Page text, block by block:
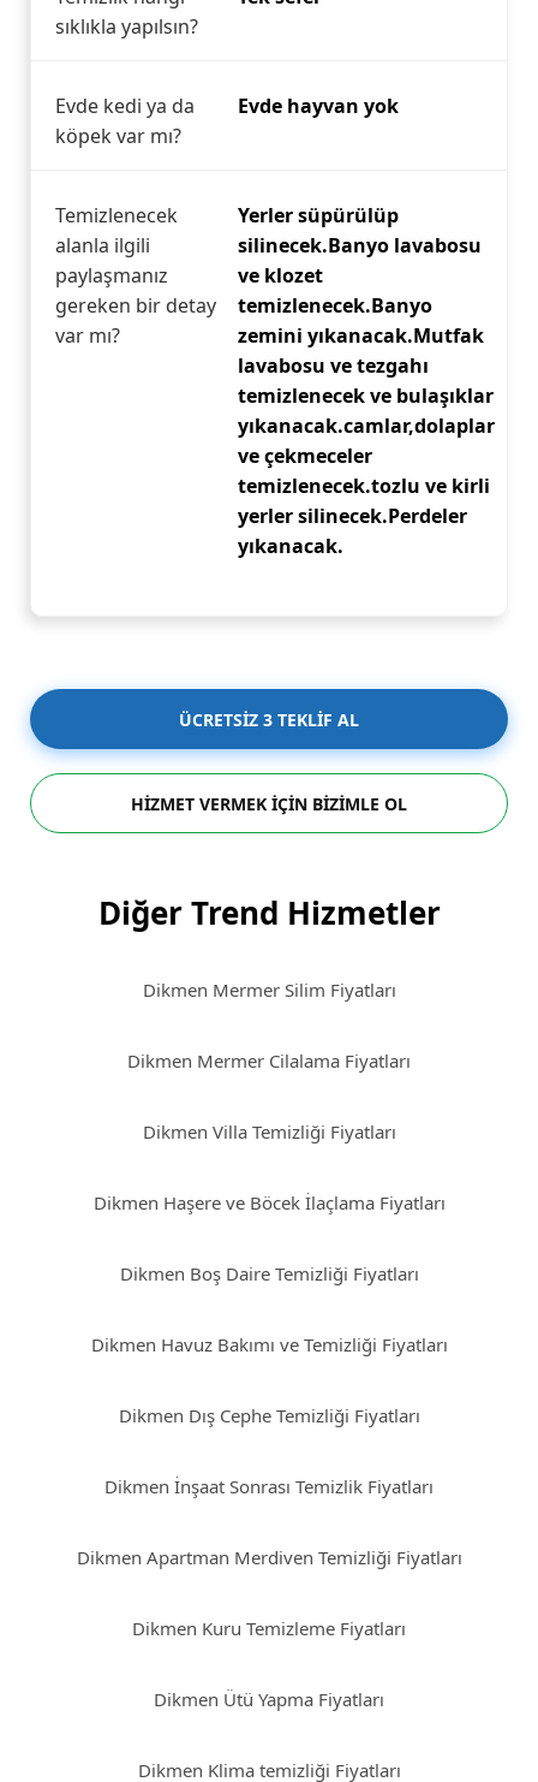
sıklıkla yapılsın?
Evde kedi ya da
köpek var mı?
Evde hayvan yok
Temizlenecek
alanla ilgili
paylaşmanız
gereken bir detay
var mı?
Yerler süpürülüp
silinecek.Banyo lavabosu
ve klozet
temizlenecek.Banyo
zemini yıkanacak.Mutfak
lavabosu ve tezgahı
temizlenecek ve bulaşıklar
yıkanacak.camlar,dolaplar
ve çekmeceler
temizlenecek.tozlu ve kirli
yerler silinecek.Perdeler
yıkanacak.
ÜCRETSİZ 3 TEKLİF AL
HİZMET VERMEK İÇİN BİZİMLE OL
Diğer Trend Hizmetler
Dikmen Mermer Silim Fiyatları
Dikmen Mermer Cilalama Fiyatları
Dikmen Villa Temizliği Fiyatları
Dikmen Haşere ve Böcek İlaçlama Fiyatları
Dikmen Boş Daire Temizliği Fiyatları
Dikmen Havuz Bakımı ve Temizliği Fiyatları
Dikmen Dış Cephe Temizliği Fiyatları
Dikmen İnşaat Sonrası Temizlik Fiyatları
Dikmen Apartman Merdiven Temizliği Fiyatları
Dikmen Kuru Temizleme Fiyatları
Dikmen Ütü Yapma Fiyatları
Dikmen Klima temizliği Fiyatları